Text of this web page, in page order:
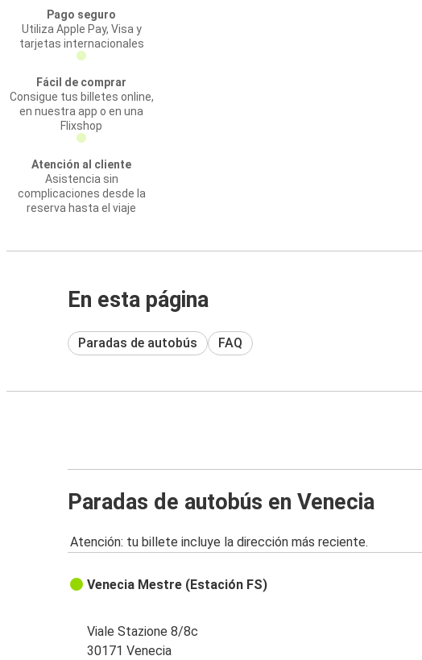
Pago seguro
Utiliza Apple Pay, Visa y
tarjetas internacionales
Fácil de comprar
Consigue tus billetes online,
en nuestra app o en una
Flixshop
Atención al cliente
Asistencia sin
complicaciones desde la
reserva hasta el viaje
En esta página
Paradas de autobús FAQ
Paradas de autobús en Venecia
Atención: tu billete incluye la dirección más reciente.
Venecia Mestre (Estación FS)
Viale Stazione 8/8c
30171 Venecia